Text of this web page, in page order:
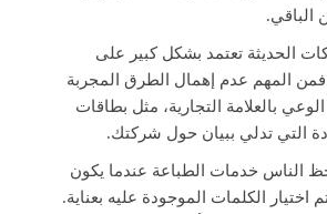
الباقي.
الحديثة تعتمد بشكل كبير على
فمن المهم عدم إهمال الطرق المجربة
بالعلامة التجارية، مثل بطاقات
التي تدلي ببيان حول شركتك.
الناس خدمات الطباعة عندما يكون
اختيار الكلمات الموجودة عليه بعناية.